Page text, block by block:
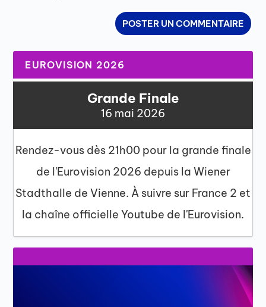
EUROVISION 2026
Grande Finale
16 mai 2026
Rendez-vous dès 21h00 pour la grande finale
de l'Eurovision 2026 depuis la Wiener
Stadthalle de Vienne. À suivre sur France 2 et
la chaîne officielle Youtube de l'Eurovision.